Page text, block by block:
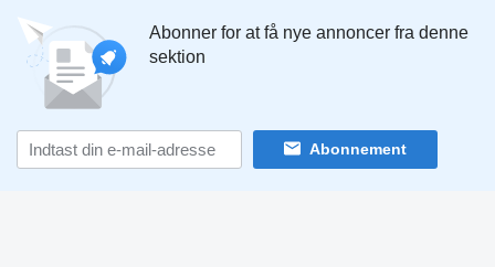
Abonner for at få nye annoncer fra denne
sektion
Abonnement